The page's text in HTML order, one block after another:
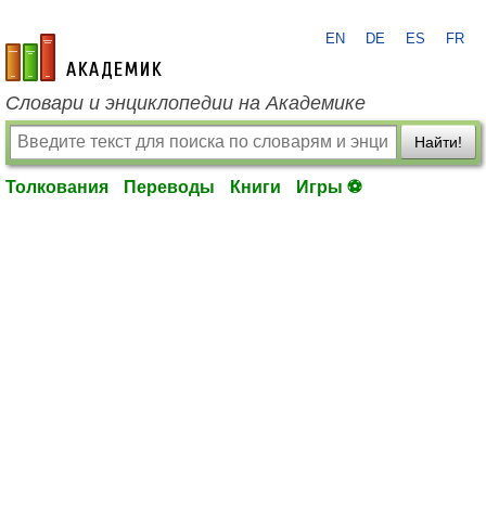
academic.ru
EN DE ES FR
Словари и энциклопедии на Академике
Найти!
Толкования Переводы Книги Игры ⚽